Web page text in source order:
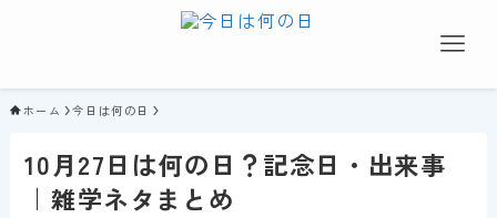
ホーム 今日は何の日
10月27日は何の日？記念日・出来事
｜雑学ネタまとめ